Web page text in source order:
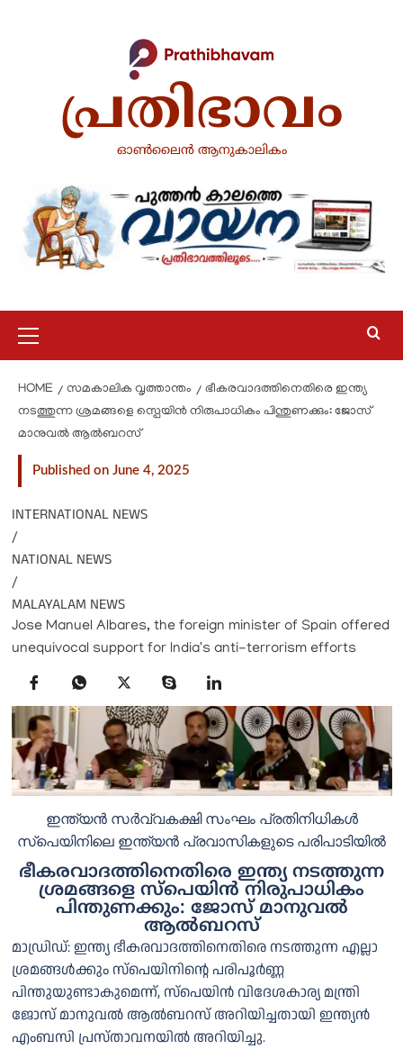
പ്രതിഭാവം
ഓൺലൈൻ ആനുകാലികം
HOME സമകാലിക വൃത്താന്തം
ഭീകരവാദത്തിനെതിരെ ഇന്ത്യ
നടത്തുന്ന ശ്രമങ്ങളെ സ്പെയിൻ നിരുപാധികം പിന്തുണക്കും: ജോസ്
മാനുവല്‍ ആല്‍ബറസ്
Published on June 4, 2025
INTERNATIONAL NEWS
/
NATIONAL NEWS
/
MALAYALAM NEWS
Jose Manuel Albares, the foreign minister of Spain offered
unequivocal support for India's anti-terrorism efforts
ഇന്ത്യൻ സർവ്വകക്ഷി സംഘം പ്രതിനിധികൾ
സ്‌പെയിനിലെ ഇന്ത്യന്‍ പ്രവാസികളുടെ പരിപാടിയില്‍
ഭീകരവാദത്തിനെതിരെ ഇന്ത്യ നടത്തുന്ന
ശ്രമങ്ങളെ സ്പെയിൻ നിരുപാധികം
പിന്തുണക്കും: ജോസ് മാനുവല്‍
ആല്‍ബറസ്
മാഡ്രിഡ്: ഇന്ത്യ ഭീകരവാദത്തിനെതിരെ നടത്തുന്ന എല്ലാ
ശ്രമങ്ങൾക്കും സ്പെയിനിന്റെ പരിപൂർണ്ണ
പിന്തുയുണ്ടാകുമെന്ന്, സ്പെയിന്‍ വിദേശകാര്യ മന്ത്രി
ജോസ് മാനുവല്‍ ആല്‍ബറസ് അറിയിച്ചതായി ഇന്ത്യന്‍
എംബസി പ്രസ്താവനയില്‍ അറിയിച്ചു.